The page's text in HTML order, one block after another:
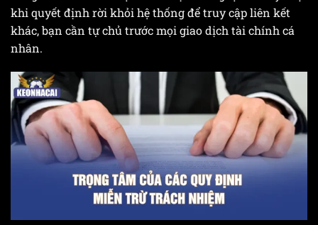
khi quyết định rời khỏi hệ thống để truy cập liên kết
khác, bạn cần tự chủ trước mọi giao dịch tài chính cá
nhân.